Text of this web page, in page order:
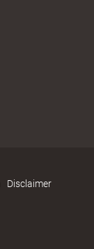
Disclaimer